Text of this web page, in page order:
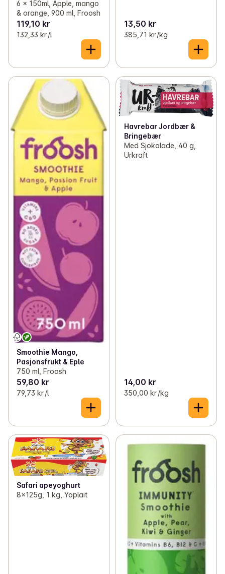
6 x 150ml, Apple, mango
& orange, 900 ml, Froosh
119,10 kr
132,33 kr /l
13,50 kr
385,71 kr /kg
Smoothie Mango,
Pasjonsfrukt & Eple
750 ml, Froosh
59,80 kr
79,73 kr /l
Havrebar Jordbær &
Bringebær
Med Sjokolade, 40 g,
Urkraft
14,00 kr
350,00 kr /kg
Safari apeyoghurt
8x125g, 1 kg, Yoplait